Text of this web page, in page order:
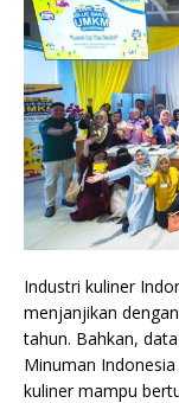
Industri kuliner
menjanjikan
tahun. Bahkan,
Minuman
kuliner mampu